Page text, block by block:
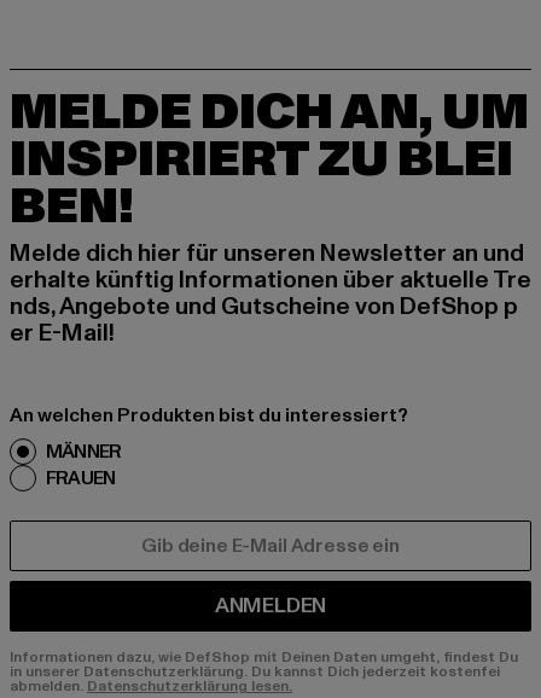
MELDE DICH AN, UM
INSPIRIERT ZU BLEI
BEN!
Melde dich hier für unseren Newsletter an und
erhalte künftig Informationen über aktuelle Tre
nds, Angebote und Gutscheine von DefShop p
er E-Mail!
An welchen Produkten bist du interessiert?
MÄNNER
FRAUEN
ANMELDEN
Informationen dazu, wie DefShop mit Deinen Daten umgeht, findest Du
in unserer Datenschutzerklärung. Du kannst Dich jederzeit kostenfei
abmelden. Datenschutzerklärung lesen.